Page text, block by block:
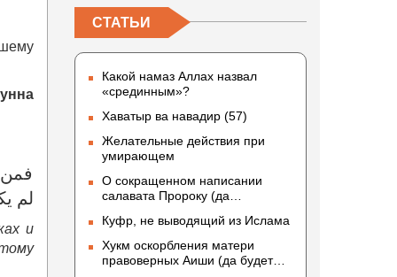
فمن
لم
и
СТАТЬИ
Какой намаз Аллах назвал
«срединным»?
Хаватыр ва навадир (57)
Желательные действия при
умирающем
О сокращенном написании
салавата Пророку (да
приветствует)
Куфр, не выводящий из Ислама
Хукм оскорбления матери
правоверных Аиши (да будет